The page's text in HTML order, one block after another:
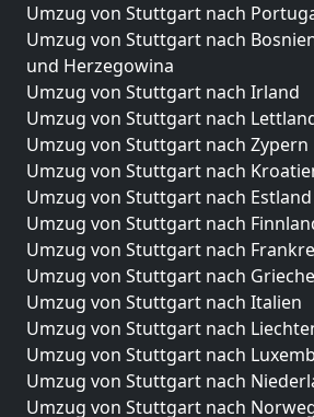
Umzug von Stuttgart nach
Umzug von Stuttgart nach
und Herzegowina
Umzug von Stuttgart nach Irland
Umzug von Stuttgart nach
Umzug von Stuttgart nach Zypern
Umzug von Stuttgart nach
Umzug von Stuttgart nach Estland
Umzug von Stuttgart nach
Umzug von Stuttgart nach
Umzug von Stuttgart nach
Umzug von Stuttgart nach Italien
Umzug von Stuttgart nach
Umzug von Stuttgart nach
Umzug von Stuttgart nach
Umzug von Stuttgart nach